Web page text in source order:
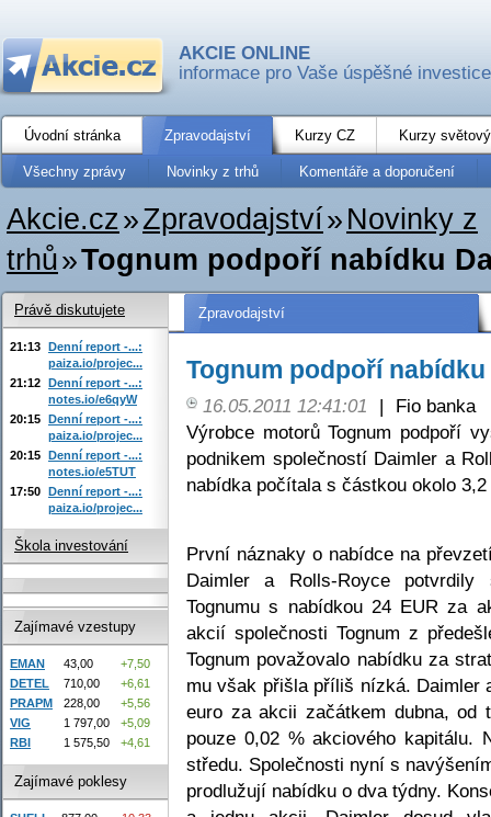
AKCIE ONLINE
informace pro Vaše úspěšné investice
Úvodní stránka Zpravodajství Kurzy CZ Kurzy
Všechny zprávy Novinky z trhů Komentáře a doporučení
Akcie.cz»Zpravodajství» Novinky z
trhů»Tognum podpoří nabídku
Zpravodajství
Tognum podpoří
16.05.2011 12:41:01 |
Fio banka
Výrobce motorů Tognum podpoří
podnikem společností Daimler a
nabídka počítala s částkou okolo
První náznaky o nabídce na
Daimler a Rolls-Royce potvrdily
Tognumu s nabídkou 24 EUR za
akcií společnosti Tognum z
Tognum považovalo nabídku za
mu však přišla příliš nízká. Daimler
euro za akcii začátkem dubna,
pouze 0,02 % akciového kapitálu.
středu. Společnosti nyní s
prodlužují nabídku o dva týdny.
Právě diskutujete
21:13 Denní report -...:
paiza.io/projec...
21:12 Denní report -...:
notes.io/e6qyW
20:15 Denní report -...:
paiza.io/projec...
20:15 Denní report -...:
notes.io/e5TUT
17:50 Denní report -...:
paiza.io/projec...
Škola investování
Zajímavé vzestupy
EMAN 43,00
+7,50
DETEL
710,00
+6,61
PRAPM
228,00
+5,56
VIG
1 797,00
+5,09
RBI
1 575,50 +4,61
Zajímavé poklesy